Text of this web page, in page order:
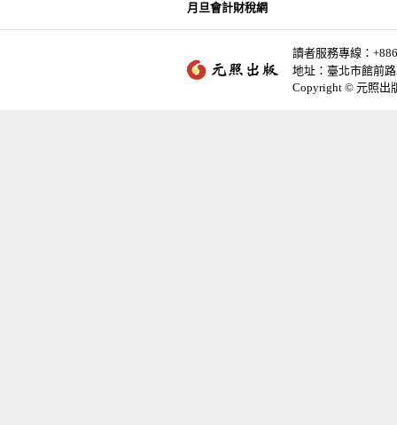
月旦會計財稅網
讀者服務專線：
地址：臺北市館前
Copyright © 元照出